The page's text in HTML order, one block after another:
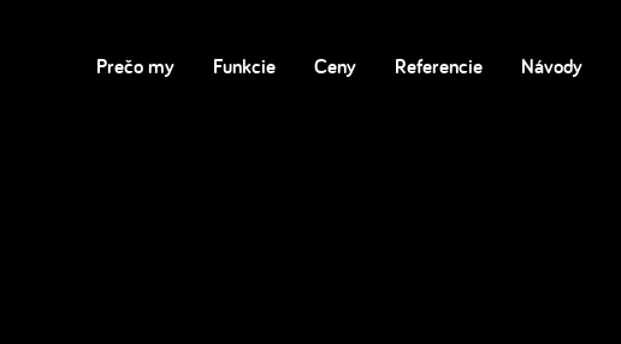
Prečo my Funkcie Ceny Referencie Návody